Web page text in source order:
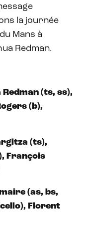
la journée
Mans à
Redman.
(ts, ss),
(b),
(ts),
François
(as, bs,
Florent